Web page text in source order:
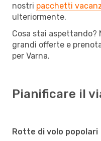
nostri pacchetti
ulteriormente.
Cosa stai aspettando?
grandi offerte e
per Varna.
Pianificare il
Rotte di volo popolari